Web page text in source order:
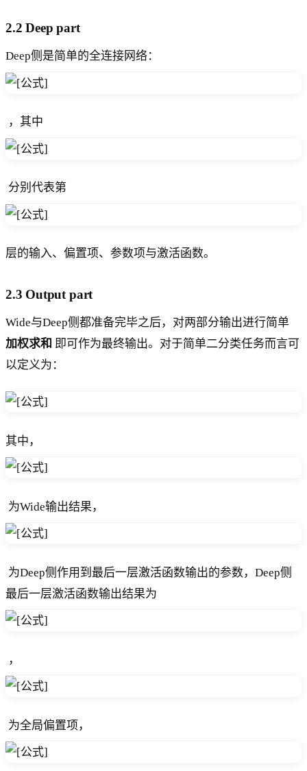
2.2 Deep part
Deep侧是简单的全连接网络：
​ ，其中
​ 分别代表第 ​
层的输入、偏置项、参数项与激活函数。
2.3 Output part
Wide与Deep侧都准备完毕之后，对两部分输出进行简单
加权求和 即可作为最终输出。对于简单二分类任务而言可
以定义为：
其中，
​ 为Wide输出结果，
​ 为Deep侧作用到最后一层激活函数输出的参数，Deep侧
最后一层激活函数输出结果为
​ ，
​ 为全局偏置项，